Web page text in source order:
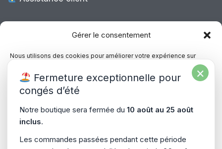
Gérer le consentement
Nous utilisons des cookies pour améliorer votre expérience sur
notre site, analyser le trafic et proposer des contenus personnalisés.
Vous pouvez accepter, refuser ou gérer vos préférences à tout
moment.
Gérer les services
Expédition Europe
Livraison rapide dans toute l’Europe via
“ Mondial Relay
×
Fermeture exceptionnelle pour
congés d’été
Notre boutique sera fermée du 10 août au 25 août
inclus.
Les commandes passées pendant cette période